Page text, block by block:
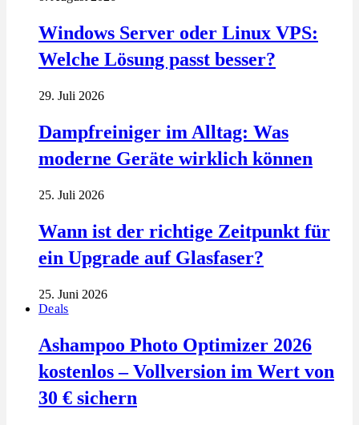
Windows Server oder Linux VPS:
Welche Lösung passt besser?
29. Juli 2026
Dampfreiniger im Alltag: Was
moderne Geräte wirklich können
25. Juli 2026
Wann ist der richtige Zeitpunkt für
ein Upgrade auf Glasfaser?
25. Juni 2026
Deals
Ashampoo Photo Optimizer 2026
kostenlos – Vollversion im Wert von
30 € sichern